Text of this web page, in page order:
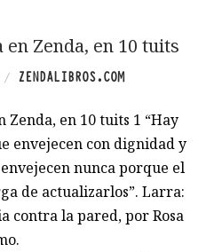
en Zenda, en 10 tuits
/ ZENDALIBROS.COM
Zenda, en 10 tuits 1 “Hay
envejecen con dignidad y
nunca porque el
de actualizarlos”. Larra:
contra la pared, por Rosa